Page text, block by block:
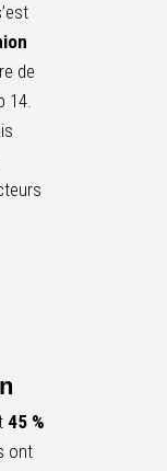
de
14.
45 %
ont